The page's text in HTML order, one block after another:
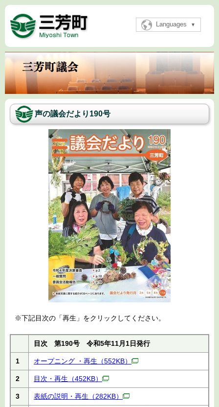
Languages
声の議会だより190号
※下記目次の「再生」をクリックしてください。
目次 第190号 令和5年11月1日発行
1 オープニング ・再生 （552KB）
2 目次・再生 （452KB）
3 表紙の説明・再生 （282KB）